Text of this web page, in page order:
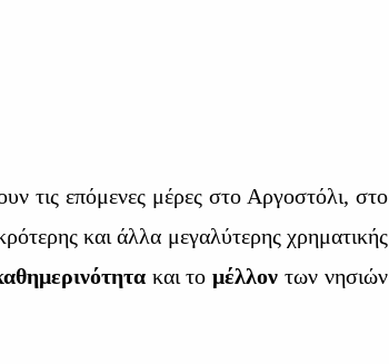
τις επόμενες μέρες στο Αργοστόλι, στο
και άλλα μεγαλύτερης χρηματικής
και τομέλλον των νησιών